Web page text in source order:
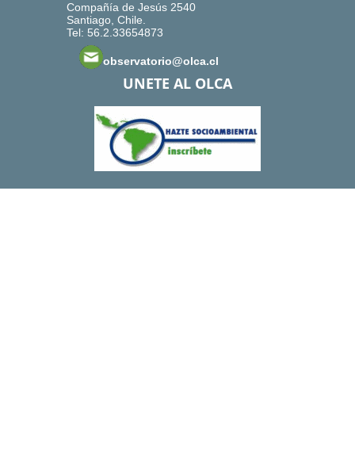
Compañía de Jesús 2540
Santiago, Chile.
Tel: 56.2.33654873
observatorio@olca.cl
UNETE AL OLCA